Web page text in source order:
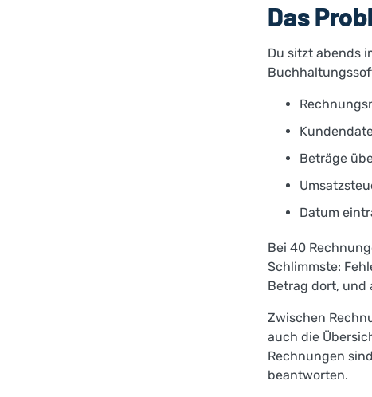
Das
Du sitzt abends
Beträge
Datum
Bei 40
Schlimmste:
Betrag dort, und
Zwischen
auch die
Rechnungen
beantworten.